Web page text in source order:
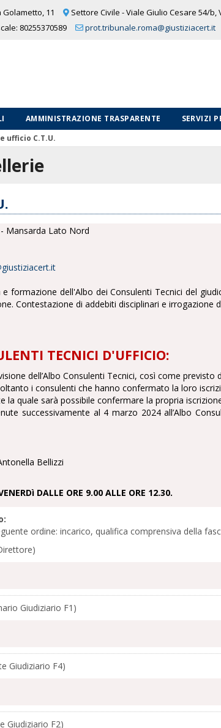
11
Settore Civile - Viale Giulio Cesare 54/b,
80255370589
prot.tribunale.roma@giustiziacert.it
AMMINISTRAZIONE TRASPARENTE SERVIZI
ufficio C.T.U.
Mansarda Lato Nord
formazione dell'Albo dei Consulenti Tecnici del
Contestazione di addebiti disciplinari e irrogazione
TECNICI D'UFFICIO:
dell’Albo Consulenti Tecnici, così come previsto
i consulenti che hanno confermato la loro
la quale sarà possibile confermare la propria
successivamente al 4 marzo 2024 all’Albo
Bellizzi
DALLE ORE 9.00 ALLE ORE 12.30.
ordine: incarico, qualifica comprensiva della
Giudiziario F1)
Giudiziario F4)
Giudiziario F2)